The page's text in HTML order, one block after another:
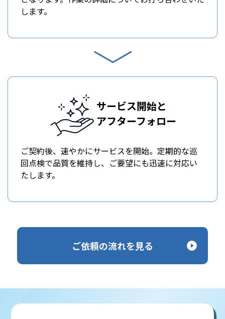
します。
サービス開始と
アフターフォロー
ご契約後、速やかにサービスを開始。定期的な巡
回点検で品質を維持し、ご要望にも迅速に対応い
たします。
ご依頼の流れを見る